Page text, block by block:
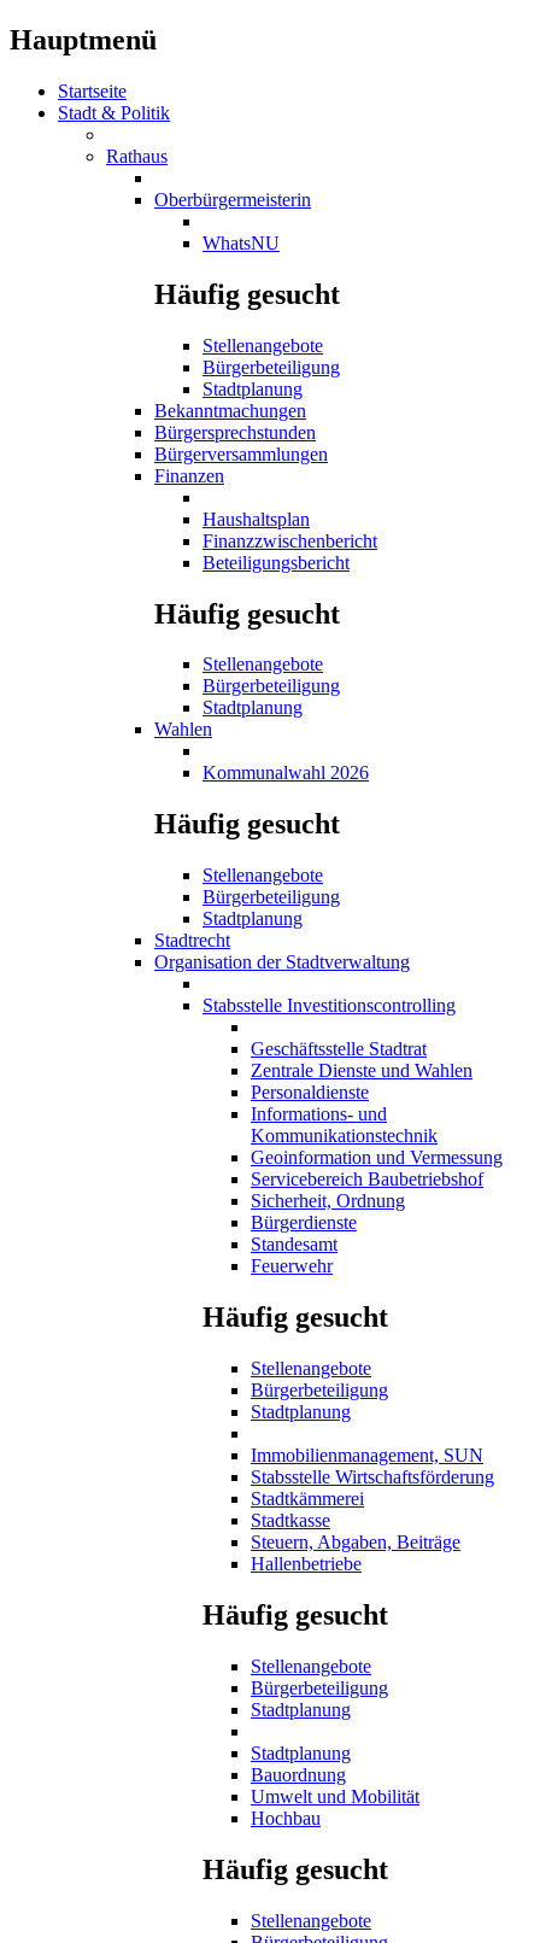
Hauptmenü
Startseite
Stadt & Politik
Rathaus
Oberbürgermeisterin
WhatsNU
Häufig gesucht
Stellenangebote
Bürgerbeteiligung
Stadtplanung
Bekanntmachungen
Bürgersprechstunden
Bürgerversammlungen
Finanzen
Haushaltsplan
Finanzzwischenbericht
Beteiligungsbericht
Häufig gesucht
Stellenangebote
Bürgerbeteiligung
Stadtplanung
Wahlen
Kommunalwahl 2026
Häufig gesucht
Stellenangebote
Bürgerbeteiligung
Stadtplanung
Stadtrecht
Organisation der Stadtverwaltung
Stabsstelle Investitionscontrolling
Geschäftsstelle Stadtrat
Zentrale Dienste und Wahlen
Personaldienste
Informations- und
Kommunikationstechnik
Geoinformation und Vermessung
Servicebereich Baubetriebshof
Sicherheit, Ordnung
Bürgerdienste
Standesamt
Feuerwehr
Häufig gesucht
Stellenangebote
Bürgerbeteiligung
Stadtplanung
Immobilienmanagement, SUN
Stabsstelle Wirtschaftsförderung
Stadtkämmerei
Stadtkasse
Steuern, Abgaben, Beiträge
Hallenbetriebe
Häufig gesucht
Stellenangebote
Bürgerbeteiligung
Stadtplanung
Stadtplanung
Bauordnung
Umwelt und Mobilität
Hochbau
Häufig gesucht
Stellenangebote